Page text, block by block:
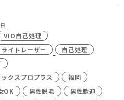
VIO自己処理
イトレーザー
自己処理
クスプロプラス
福岡
OK 男性脱毛
男性歓迎